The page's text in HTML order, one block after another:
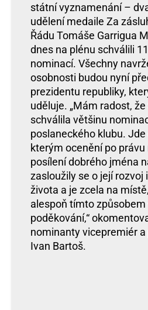
státní vyznamenání –
udělení medaile Za
Řádu Tomáše Garrigua
dnes na plénu schválili
nominací. Všechny
osobnosti budou nyní
prezidentu republiky,
uděluje. „Mám radost,
schválila většinu
poslaneckého klubu.
kterým ocenění po
posílení dobrého jména
zasloužily se o její rozvoj
života a je zcela na
alespoň tímto způsobem
poděkování,“
nominanty vicepremiér
Ivan Bartoš.